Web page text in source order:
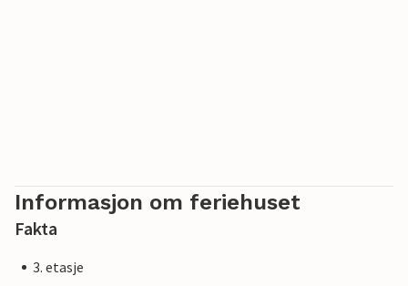
Informasjon om feriehuset
Fakta
3. etasje